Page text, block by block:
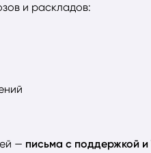
и раскладов:
— письма с поддержкой